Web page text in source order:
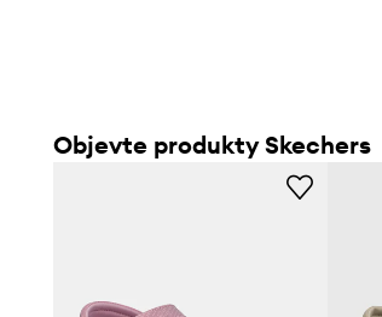
Objevte produkty Skechers